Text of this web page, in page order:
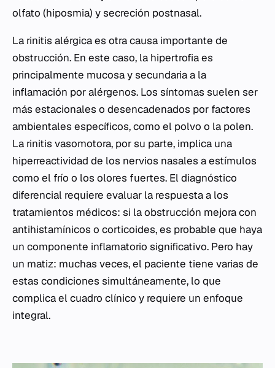
olfato (hiposmia) y secreción postnasal.
La rinitis alérgica es otra causa importante de
obstrucción. En este caso, la hipertrofia es
principalmente mucosa y secundaria a la
inflamación por alérgenos. Los síntomas suelen ser
más estacionales o desencadenados por factores
ambientales específicos, como el polvo o la polen.
La rinitis vasomotora, por su parte, implica una
hiperreactividad de los nervios nasales a estímulos
como el frío o los olores fuertes. El diagnóstico
diferencial requiere evaluar la respuesta a los
tratamientos médicos: si la obstrucción mejora con
antihistamínicos o corticoides, es probable que haya
un componente inflamatorio significativo. Pero hay
un matiz: muchas veces, el paciente tiene varias de
estas condiciones simultáneamente, lo que
complica el cuadro clínico y requiere un enfoque
integral.